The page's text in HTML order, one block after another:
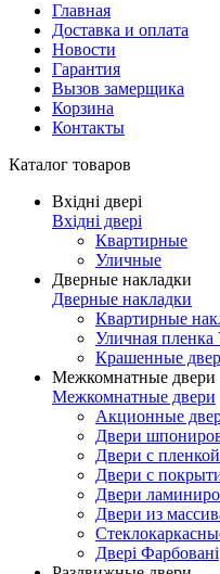
Главная
Доставка и оплата
Новости
Гарантия
Вызов замерщика
Корзина
Контакты
Каталог товаров
Вхідні двері
Вхідні двері
Квартирные
Уличные
Дверные накладки
Дверные накладки
Квартирные
Уличная пленка
Крашенные
Межкомнатные двери
Межкомнатные двери
Акционные
Двери
Двери с
Двери с
Двери
Двери из
Двері Фарбовані